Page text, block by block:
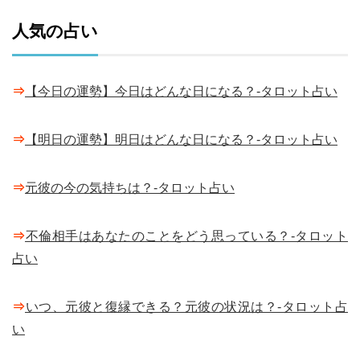
人気の占い
⇒ 【今日の運勢】今日はどんな日になる？-タロット占い
⇒ 【明日の運勢】明日はどんな日になる？-タロット占い
⇒元彼の今の気持ちは？-タロット占い
⇒不倫相手はあなたのことをどう思っている？-タロット
占い
⇒いつ、元彼と復縁できる？元彼の状況は？-タロット占
い